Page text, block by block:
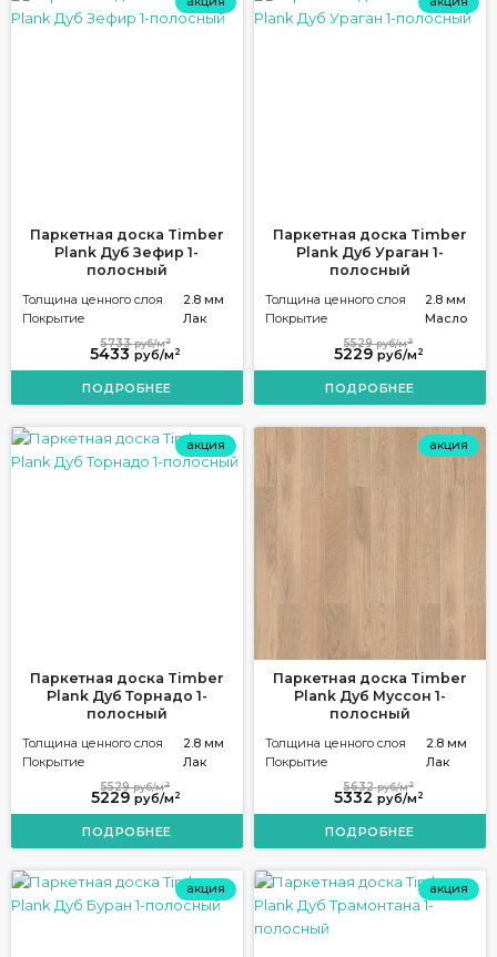
Паркетная доска Timber
Plank Дуб Зефир 1-
полосный
Толщина ценного слоя
2.8 мм
Покрытие
Лак
5433 руб/м 2
5733руб/м2
ПОДРОБНЕЕ
Паркетная доска Timber
Plank Дуб Ураган 1-
полосный
Толщина ценного слоя
2.8 мм
Покрытие
Масло
5229 руб/м 2
5529руб/м2
ПОДРОБНЕЕ
акция
Паркетная доска Timber
Plank Дуб Торнадо 1-
полосный
Толщина ценного слоя
2.8 мм
Покрытие
Лак
5229 руб/м 2
5529руб/м2
ПОДРОБНЕЕ
акция
Паркетная доска Timber
Plank Дуб Муссон 1-
полосный
Толщина ценного слоя
2.8 мм
Покрытие
Лак
5332 руб/м 2
5632руб/м2
ПОДРОБНЕЕ
акция акция